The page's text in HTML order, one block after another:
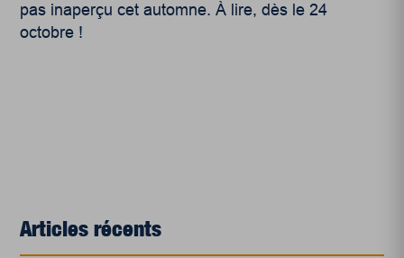
pas inaperçu cet automne. À lire, dès le 24
octobre !
Articles récents